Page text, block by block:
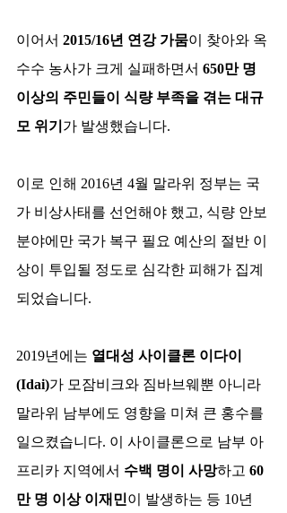
이어서 2015/16년 연강 가뭄이 찾아와 옥
수수 농사가 크게 실패하면서 650만 명
이상의 주민들이 식량 부족을 겪는 대규
모 위기 가 발생했습니다.​
이로 인해 2016년 4월 말라위 정부는 국
가 비상사태를 선언해야 했고, 식량 안보
분야에만 국가 복구 필요 예산의 절반 이
상이 투입될 정도로 심각한 피해가 집계
되었습니다.​
2019년에는 열대성 사이클론 이다이
(Idai)가 모잠비크와 짐바브웨뿐 아니라
말라위 남부에도 영향을 미쳐 큰 홍수를
일으켰습니다. 이 사이클론으로 남부 아
프리카 지역에서 수백 명이 사망하고 60
만 명 이상 이재민이 발생하는 등 10년